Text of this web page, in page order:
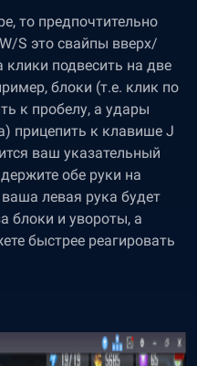
то предпочтительно
S это свайпы вверх/
подвесить на две
блоки (т.е. клик по
к пробелу, а удары
прицепить к клавише J
ваш указательный
обе руки на
левая рука будет
блоки и увороты, а
быстрее реагировать